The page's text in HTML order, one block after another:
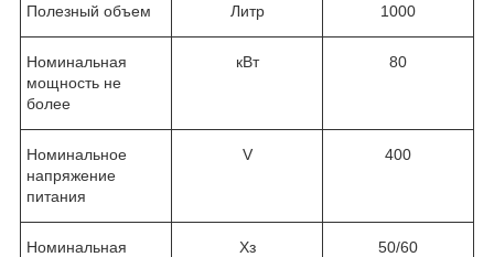
Полезный объем Литр 1000
Номинальная
мощность не
более
кВт 80
Номинальное
напряжение
питания
V 400
Номинальная
Хз 50/60